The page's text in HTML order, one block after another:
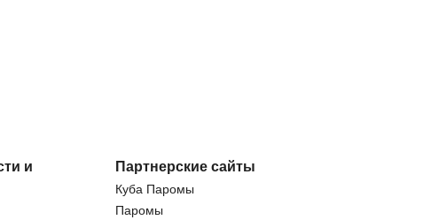
и
Партнерские сайты
Куба Паромы
Паромы